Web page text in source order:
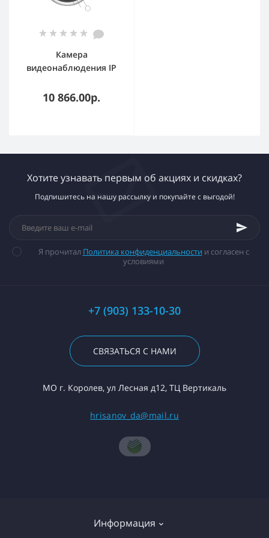
Камера
видеонаблюдения IP
Мп/3.35мм/ИК
Подсветка/microSD/SDH
10 866.00р.
Хотите узнавать первым об акциях и скидках?
Подпишитесь на нашу рассылку и покупайте с выгодой!
Я прочитал Политика конфиденциальности и согласен с
условиями
+7 (903) 133-10-30
СВЯЗАТЬСЯ С НАМИ
МО г. Королев, ул Лесная д12, ТЦ Вертикаль
hrisanov_da@mail.ru
Информация